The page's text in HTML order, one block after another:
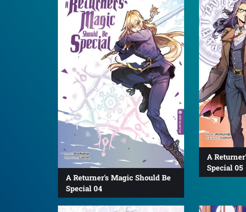
A Returner's Magic Should Be
Special 04
A
Special 05